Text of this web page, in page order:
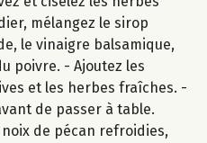
mélangez le sirop
le vinaigre balsamique,
poivre. - Ajoutez les
et les herbes fraîches. -
de passer à table.
noix de pécan refroidies,